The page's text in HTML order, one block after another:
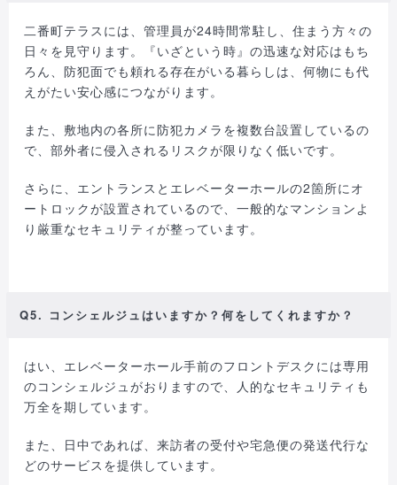
二番町テラスには、管理員が24時間常駐し、住まう方々の
日々を見守ります。『いざという時』の迅速な対応はもち
ろん、防犯面でも頼れる存在がいる暮らしは、何物にも代
えがたい安心感につながります。
また、敷地内の各所に防犯カメラを複数台設置しているの
で、部外者に侵入されるリスクが限りなく低いです。
さらに、エントランスとエレベーターホールの2箇所にオ
ートロックが設置されているので、一般的なマンションよ
り厳重なセキュリティが整っています。
Q5. コンシェルジュはいますか？何をしてくれますか？
はい、エレベーターホール手前のフロントデスクには専用
のコンシェルジュがおりますので、人的なセキュリティも
万全を期しています。
また、日中であれば、来訪者の受付や宅急便の発送代行な
どのサービスを提供しています。